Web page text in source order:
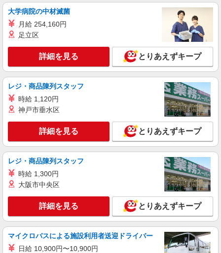
STAFF｜資格支援制度あり
時給1450円〜2062円 ＜日払い有/週払い有/交
通費全支給(ガソリン代含む)＞
キープ 詳細を見る
派遣社員
株式会社kotrio /●FK-H-2102285
有料老人ホームの看護師＊健康管理/服薬管理/
時給2000円〜2500円＜ガソリン代含め交通費
全額支給/日払い・週払いOK＞
筑紫野市
詳細を見る
大学病院の中材滅菌
月給 254,160円
足立区
詳細を見る とりあえずキープ
レジ・商品陳列スタッフ
時給 1,120円
神戸市垂水区
詳細を見る とりあえずキープ
レジ・商品陳列スタッフ
時給 1,300円
大阪市中央区
詳細を見る とりあえずキープ
マイクロバスによる施設利用者送迎ドライバー
日給 10,900円〜10,900円